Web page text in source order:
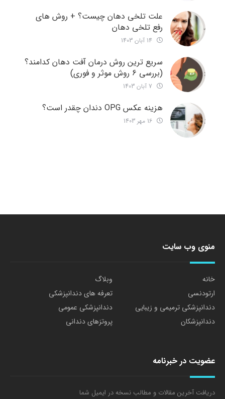
علت تلخی دهان چیست؟ + روش های
رفع تلخی دهان
سریع ترین روش درمان آفت دهان کدامند؟
(بررسی 6 روش موثر و فوری)
هزینه عکس OPG دندان چقدر است؟
منوی وب سایت
خانه
وبلاگ
ارتودنسی
تعرفه های دندانپزشکی
دندانپزشکی ترمیمی و زیبایی
دندانپزشکی عمومی
دندانپزشکان
پروتزهای دندانی
عضویت در خبرنامه
دریافت آخرین مقالات و مطالب نسخه در ایمیل شما